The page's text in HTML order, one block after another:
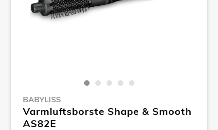
BABYLISS
Varmluftsborste Shape & Smooth
AS82E